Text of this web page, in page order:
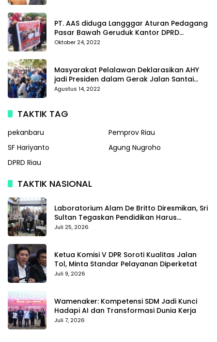
PT. AAS diduga Langggar Aturan Pedagang
Pasar Bawah Geruduk Kantor DPRD
Pekanbaru
Oktober 24, 2022
Masyarakat Pelalawan Deklarasikan AHY
jadi Presiden dalam Gerak Jalan Santai
Partai Demokrat
Agustus 14, 2022
TAKTIK TAG
pekanbaru
Pemprov Riau
SF Hariyanto
Agung Nugroho
DPRD Riau
TAKTIK NASIONAL
Laboratorium Alam De Britto Diresmikan, Sri
Sultan Tegaskan Pendidikan Harus
Membentuk Karakter
Juli 25, 2026
Ketua Komisi V DPR Soroti Kualitas Jalan
Tol, Minta Standar Pelayanan Diperketat
Juli 9, 2026
Wamenaker: Kompetensi SDM Jadi Kunci
Hadapi AI dan Transformasi Dunia Kerja
Juli 7, 2026